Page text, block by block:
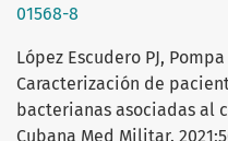
01568-8
López Escudero PJ,
Caracterización de
bacterianas asociadas al
Cubana Med Militar.